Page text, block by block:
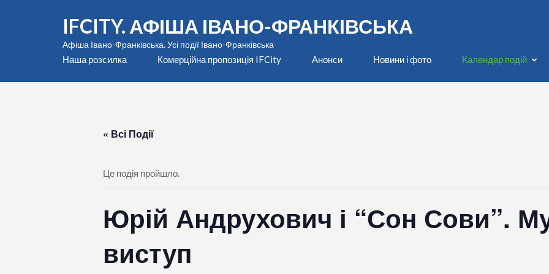
IFCITY. АФІША ІВАНО-ФРАНКІВСЬКА
Афіша Івано-Франківська. Усі події Івано-Франківська
Наша розсилка Комерційна пропозиція IFCity Анонси Новини і фото Календар подій
« Всі Події
Це подія пройшло.
Юрій Андрухович і “Сон Сови”.
виступ